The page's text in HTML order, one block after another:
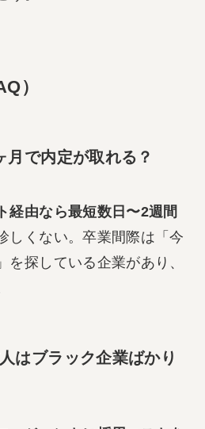
）
月で内定が取れる？
経由なら最短数日〜2週間
しくない。卒業間際は「今
を探している企業があり、
はブラック企業ばかり